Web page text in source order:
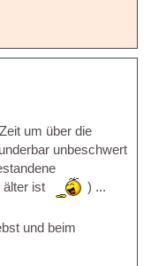
um über die
unbeschwert
älter ist
) ...
und beim